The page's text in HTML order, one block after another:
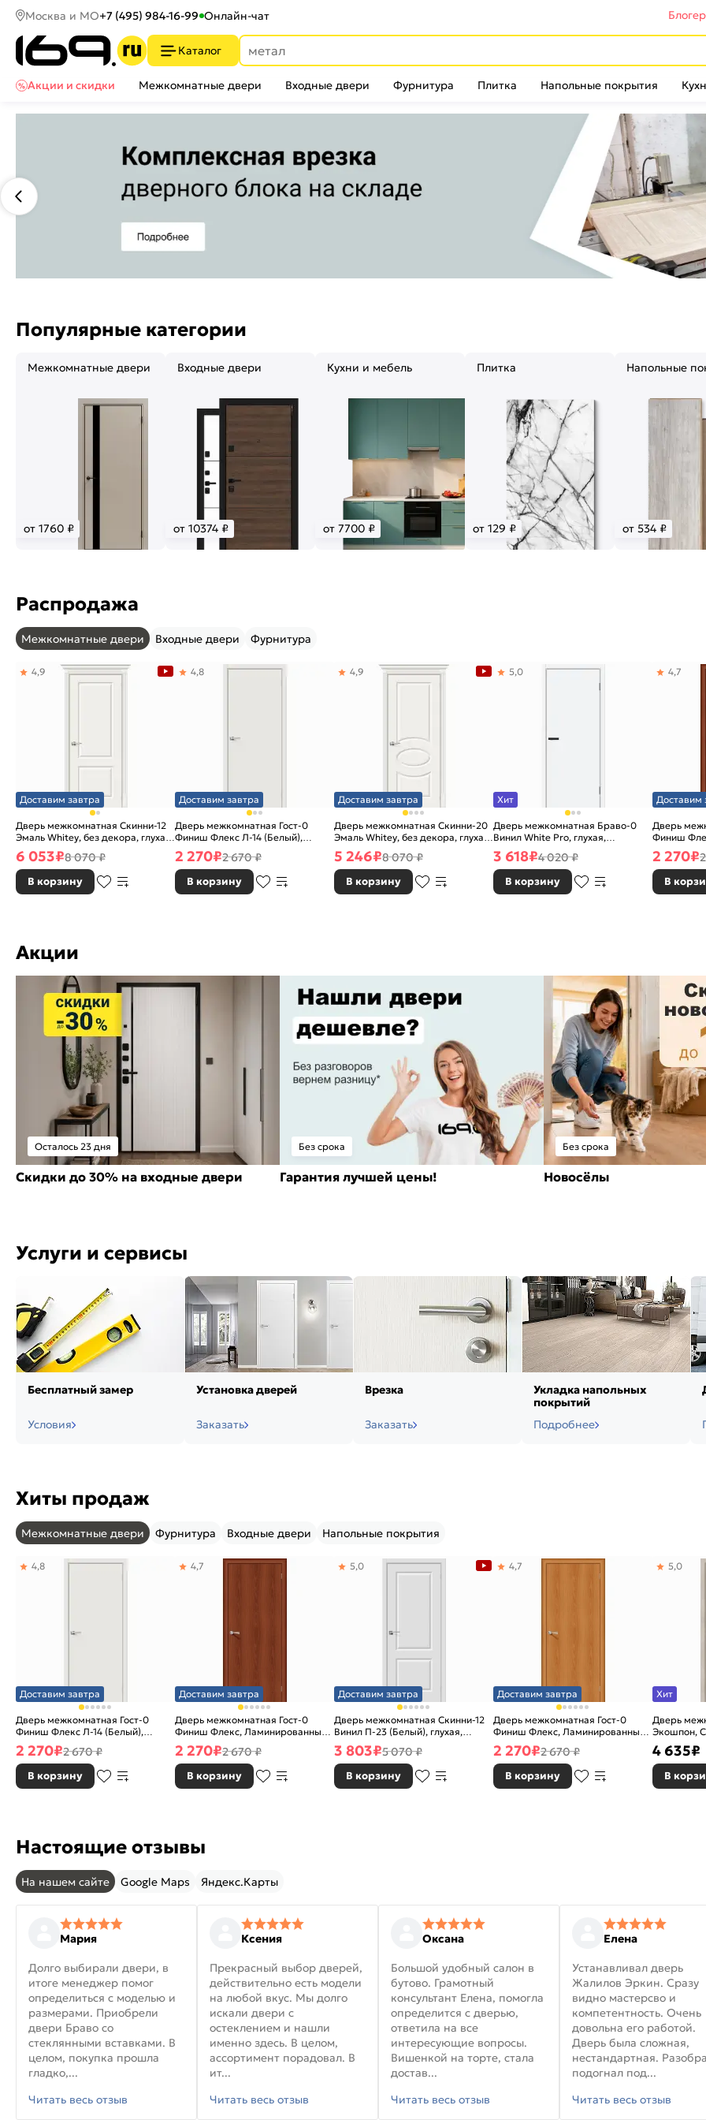
Москва и МО+7 (495) 984-16-99 Онлайн-чат
Каталог
Акции и скидки
Межкомнатные двери Входные двери Фурнитура Плитка Напольные покрытия
Популярные категории
Межкомнатные двери
от 1760 ₽
Входные двери
от 10374 ₽
Кухни и мебель
от 7700 ₽
Плитка
от 129 ₽
Напольные
от 534 ₽
Распродажа
Межкомнатные двери Входные двери Фурнитура
Доставим завтра
Дверь межкомнатная Скинни-12
Эмаль Whitey, без декора, глухая,
без стекла, без кромки, скиновая
4,9
6 053₽8 070 ₽
В корзину
Доставим завтра
Дверь межкомнатная Гост-0
Финиш Флекс Л-14 (Белый),
глухая, каркасно-щитовая
4,8
2 270₽2 670 ₽
В корзину
Доставим завтра
Дверь межкомнатная Скинни-20
Эмаль Whitey, без декора, глухая,
без стекла, без кромки, скиновая
4,9
5 246₽8 070 ₽
В корзину
Хит
Дверь межкомнатная Браво-0
Винил White Pro, глухая,
каркасно-щитовая
5,0
3 618₽4 020 ₽
В корзину
Доставим
Дверь
Финиш
Л-11
каркасно-
4,7
2 270₽
В
Акции
Осталось 23 дня
Скидки до 30% на входные двери
Без срока
Гарантия лучшей цены!
Без срока
Новосёлы
Услуги и сервисы
Бесплатный замер
Условия
Установка дверей
Заказать
Врезка
Заказать
Укладка напольных
покрытий
Подробнее
Хиты продаж
Межкомнатные двери Фурнитура Входные двери Напольные покрытия
Доставим завтра
Дверь межкомнатная Гост-0
Финиш Флекс Л-14 (Белый),
глухая, каркасно-щитовая
4,8
2 270₽2 670 ₽
В корзину
Доставим завтра
Дверь межкомнатная Гост-0
Финиш Флекс, Ламинированные
Л-11 (ИталОрех), глухая,
каркасно-щитовая
4,7
2 270₽2 670 ₽
В корзину
Доставим завтра
Дверь межкомнатная Скинни-12
Винил П-23 (Белый), глухая,
скиновая
5,0
3 803₽5 070 ₽
В корзину
Доставим завтра
Дверь межкомнатная Гост-0
Финиш Флекс, Ламинированные
Л-12 (МиланОрех), глухая,
каркасно-щитовая
4,7
2 270₽2 670 ₽
В корзину
Хит
Дверь
Экошпон,
5,0
4 635₽
В
Настоящие отзывы
На нашем сайте Google Maps Яндекс.Карты
Мария
Долго выбирали двери, в
итоге менеджер помог
определиться с моделью и
размерами. Приобрели
двери Браво со
стеклянными вставками. В
целом, покупка прошла
гладко,...
Читать весь отзыв
Ксения
Прекрасный выбор дверей,
действительно есть модели
на любой вкус. Мы долго
искали двери с
остеклением и нашли
именно здесь. В целом,
ассортимент порадовал. В
ит...
Читать весь отзыв
Оксана
Большой удобный салон в
бутово. Грамотный
консультант Елена, помогла
определится с дверью,
ответила на все
интересующие вопросы.
Вишенкой на торте, стала
достав...
Читать весь отзыв
Елена
Устанавливал дверь
Жалилов Эркин. Сразу
видно мастерсво и
компетентность. Очень
довольна его работой.
Дверь была сложная,
нестандартная.
подогнал под...
Читать весь отзыв